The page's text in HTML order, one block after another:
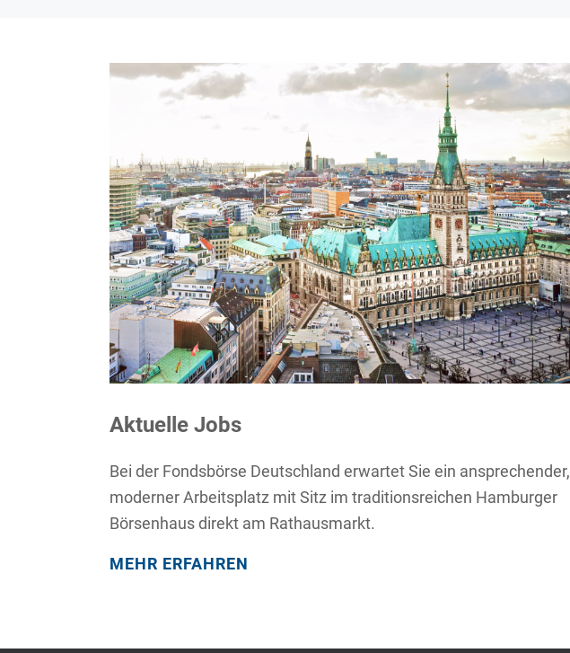
Aktuelle Jobs
Bei der Fondsbörse Deutschland erwartet Sie ein ansprechender,
moderner Arbeitsplatz mit Sitz im traditionsreichen Hamburger
Börsenhaus direkt am Rathausmarkt.
MEHR ERFAHREN